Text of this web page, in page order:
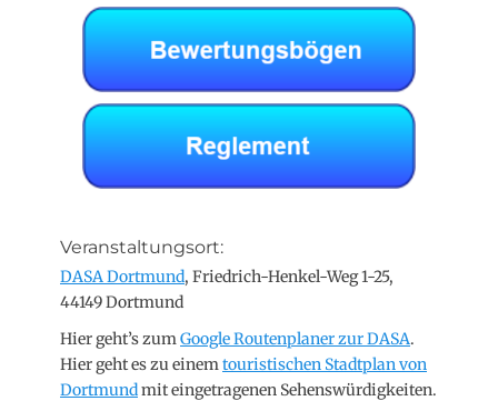
Veranstaltungsort:
DASA Dortmund, Friedrich-Henkel-Weg 1-25,
44149 Dortmund
Hier geht’s zumGoogle Routenplaner zur DASA.
Hier geht es zu einemtouristischen Stadtplan von
Dortmundmit eingetragenen Sehenswürdigkeiten.